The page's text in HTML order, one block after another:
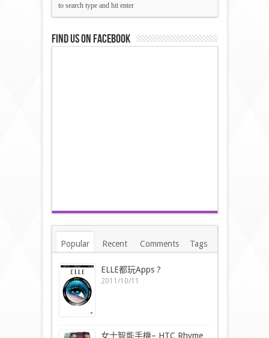
Find us on Facebook
Popular Recent Comments Tags
ELLE都玩Apps ?
2011/10/11
女士智能手機– HTC Rhyme